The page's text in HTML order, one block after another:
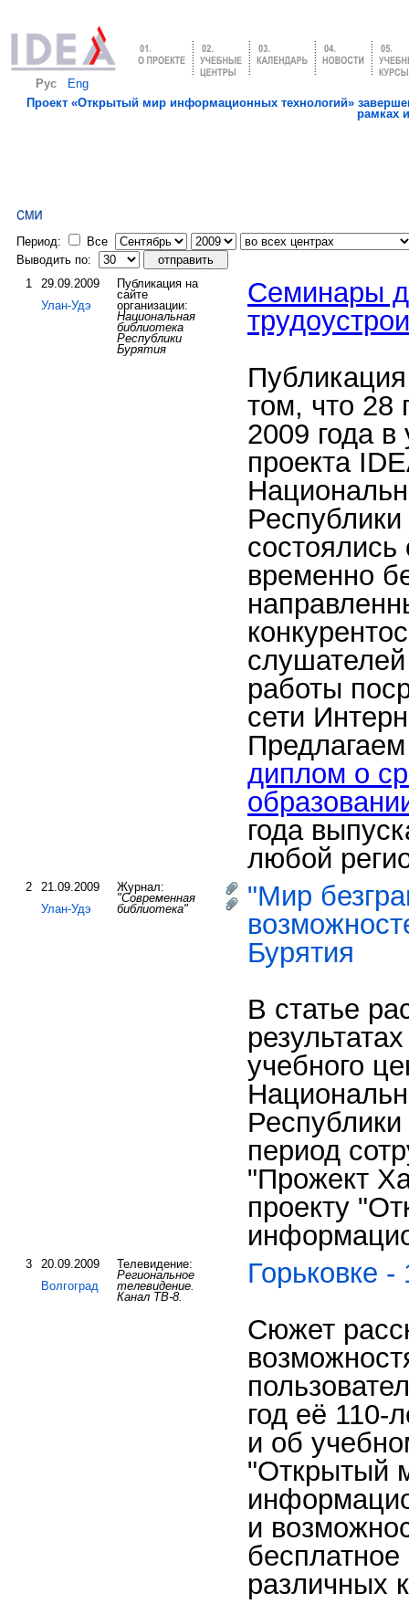
Рус
Eng
Проект «Открытый мир информационных технологий»
рамках
Период:
Все
Выводить по:
1
29.09.2009
Улан-Удэ
Публикация на
сайте
организации:
Национальная
библиотека
Республики
Бурятия
Семинары
том, что 28
2009 года
проекта
временно
работы
сети
диплом о
года
любой
2
21.09.2009
Улан-Удэ
Журнал:
"Современная
библиотека"
"Мир
Бурятия
В статье
учебного
период
"Прожект
проекту
3
20.09.2009
Волгоград
Телевидение:
Региональное
телевидение.
Канал ТВ-8.
Горьковке -
Сюжет
год её 110-
и об
"Открытый
и
различных